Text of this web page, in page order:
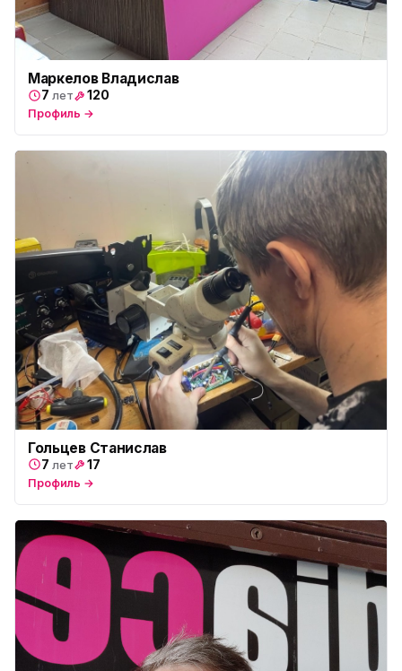
Маркелов Владислав
7 лет 120
Профиль →
Гольцев Станислав
7 лет 17
Профиль →